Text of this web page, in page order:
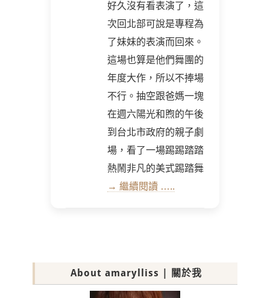
好久沒有看表演了，這
次回北部可說是專程為
了妹妹的表演而回來。
這場也算是他們舞團的
年度大作，所以不捧場
不行。抽空跟爸媽一塊
在週六陽光和煦的午後
到台北市政府的親子劇
場，看了一場踢踢踏踏
熱鬧非凡的美式踢踏舞
→ 繼續閱讀 …..
About amarylliss | 關於我